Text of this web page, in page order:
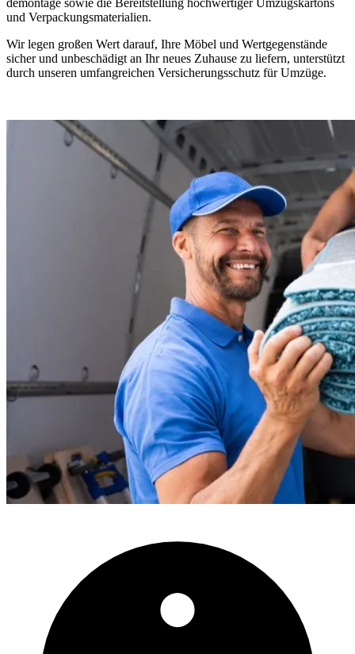
und Verpackungsmaterialien.
Wir legen großen Wert darauf, Ihre Möbel und Wertgegenstände
sicher und unbeschädigt an Ihr neues Zuhause zu liefern, unterstützt
durch unseren umfangreichen Versicherungsschutz für Umzüge.